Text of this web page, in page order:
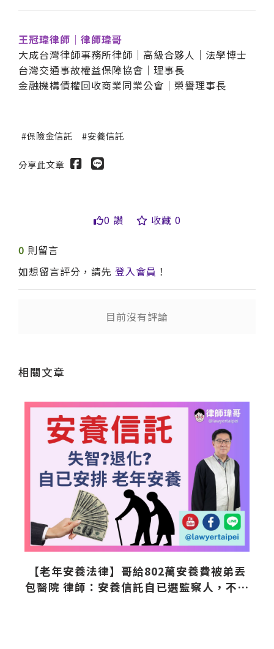
王冠瑋律師｜律師瑋哥
大成台灣律師事務所律師｜高級合夥人｜法學博士
台灣交通事故權益保障協會｜理事長
金融機構債權回收商業同業公會｜榮譽理事長
保險金信託 安養信託
分享此文章
0 讚 收藏 0
0 則留言
如想留言評分，請先 登入會員 ！
目前沒有評論
相關文章
【老年安養法律】哥給802萬安養費被弟丟
包醫院 律師：安養信託自已選監察人，不要